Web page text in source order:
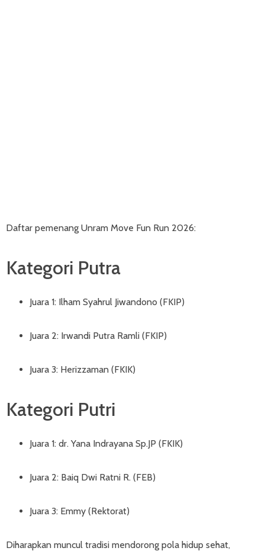
Daftar pemenang Unram Move Fun Run 2026:
Kategori Putra
Juara 1: Ilham Syahrul Jiwandono (FKIP)
Juara 2: Irwandi Putra Ramli (FKIP)
Juara 3: Herizzaman (FKIK)
Kategori Putri
Juara 1: dr. Yana Indrayana Sp.JP (FKIK)
Juara 2: Baiq Dwi Ratni R. (FEB)
Juara 3: Emmy (Rektorat)
Diharapkan muncul tradisi mendorong pola hidup sehat,